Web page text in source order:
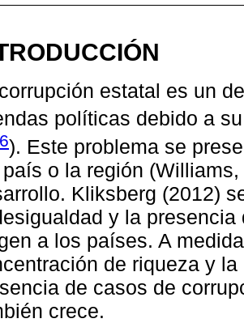
estatal es un
políticas debido a
). Este problema se
o la región
Kliksberg (2012)
y la
a los países. A
de riqueza y
de casos de
crece.